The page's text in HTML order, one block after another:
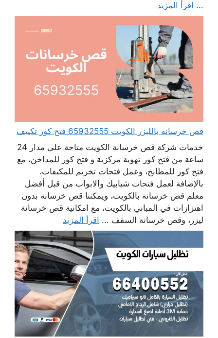
... اقرأ المزيد
قص خرسانه بالليزر الكويت 65932555 فتح كور تكييف
خدمات شركة قص خرسانة الكويت متاحة على مدار 24
ساعة من فتح كور تهوية مركزية و فتح كور للمداخن، مع
فتح كور للمطابخ، وعمل فتحات تخريم للمكيفات،
بالإضافة لعمل فتحات شبابيك والابواب من قبل أفضل
معلم قص خرسانة بالكويت، ويمكننا قص خرسانة بدون
اهتزازات في المباني بالكويت، مع امكانية قص خرسانة
ليزر، وقص خرسانة السقف ... اقرأ المزيد